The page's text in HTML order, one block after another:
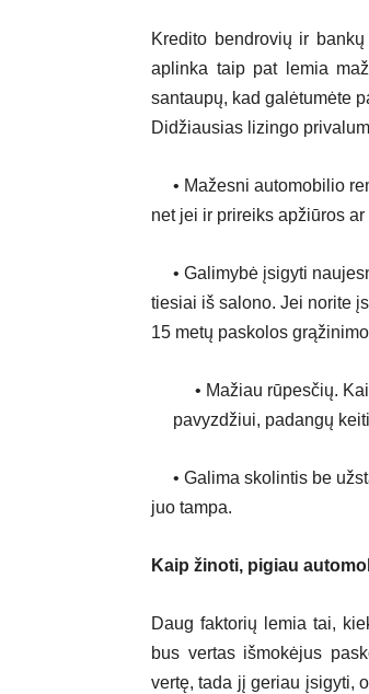
Kredito bendrovių ir
aplinka taip pat lemia
santaupų, kad galėtumėte
Didžiausias lizingo
• Mažesni automobilio
net jei ir prireiks apžiūros
• Galimybė įsigyti
tiesiai iš salono. Jei norite
15 metų paskolos
• Mažiau rūpesčių. Kai
pavyzdžiui, padangų
• Galima skolintis be
juo tampa.
Kaip žinoti, pigiau
Daug faktorių lemia tai,
bus vertas išmokėjus
vertę, tada jį geriau įsigyti,